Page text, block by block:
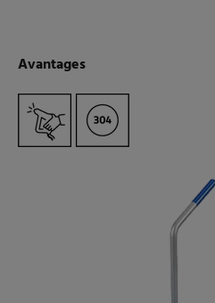
Avantages